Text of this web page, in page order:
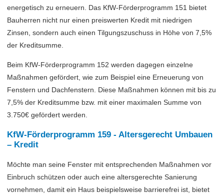
energetisch zu erneuern. Das KfW-Förderprogramm 151 bietet
Bauherren nicht nur einen preiswerten Kredit mit niedrigen
Zinsen, sondern auch einen Tilgungszuschuss in Höhe von 7,5%
der Kreditsumme.
Beim KfW-Förderprogramm 152 werden dagegen einzelne
Maßnahmen gefördert, wie zum Beispiel eine Erneuerung von
Fenstern und Dachfenstern. Diese Maßnahmen können mit bis zu
7,5% der Kreditsumme bzw. mit einer maximalen Summe von
3.750€ gefördert werden.
KfW-Förderprogramm 159 - Altersgerecht Umbauen
– Kredit
Möchte man seine Fenster mit entsprechenden Maßnahmen vor
Einbruch schützen oder auch eine altersgerechte Sanierung
vornehmen, damit ein Haus beispielsweise barrierefrei ist, bietet